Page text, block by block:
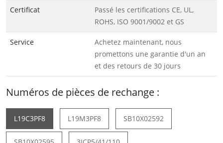
Certificat
Passé les certifications CE, UL,
ROHS, ISO 9001/9002 et GS
Service
Achetez maintenant, nous
promettons une garantie d'un an
et des retours de 30 jours
Numéros de pièces de rechange :
L19C3PF8 L19M3PF8 SB10X02592